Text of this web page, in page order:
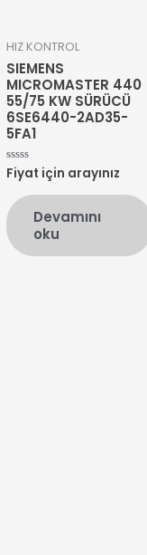
HIZ KONTROL
SIEMENS
MICROMASTER 440
55/75 KW SÜRÜCÜ
6SE6440-2AD35-
5FA1
5
üzerinden
oy
aldı
Fiyat için arayınız
Devamını
oku